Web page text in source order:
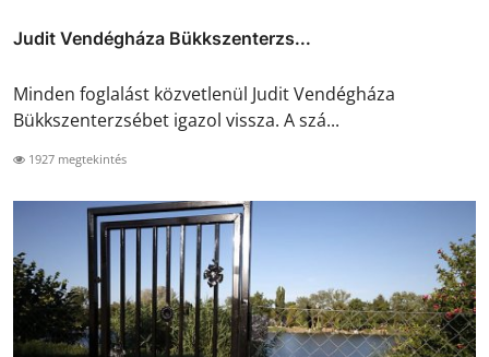
Judit Vendégháza Bükkszenterzs...
Minden foglalást közvetlenül Judit Vendégháza
Bükkszenterzsébet igazol vissza. A szá...
1927 megtekintés